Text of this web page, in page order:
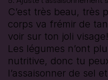
C’est très beau, très
corps va frémir de
voir sur ton joli visage!
Les légumes n’ont
nutritive, donc tu
l’assaisonner de sel